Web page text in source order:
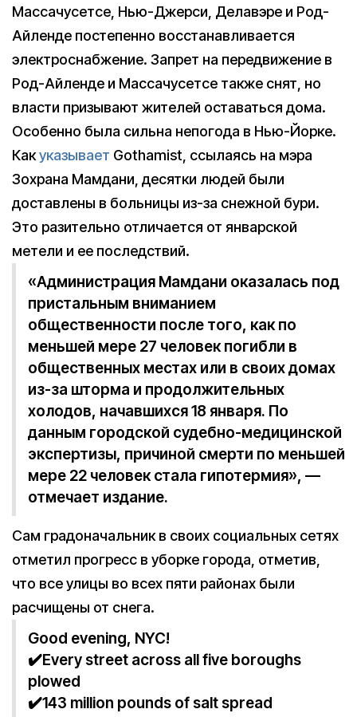
Массачусетсе, Нью-Джерси, Делавэре и Род-
Айленде постепенно восстанавливается
электроснабжение. Запрет на передвижение в
Род-Айленде и Массачусетсе также снят, но
власти призывают жителей оставаться дома.
Особенно была сильна непогода в Нью-Йорке.
Какуказывает Gothamist, ссылаясь на мэра
Зохрана Мамдани, десятки людей были
доставлены в больницы из-за снежной бури.
Это разительно отличается от январской
метели и ее последствий.
«Администрация Мамдани оказалась под
пристальным вниманием
общественности после того, как по
меньшей мере 27 человек погибли в
общественных местах или в своих домах
из-за шторма и продолжительных
холодов, начавшихся 18 января. По
данным городской судебно-медицинской
экспертизы, причиной смерти по меньшей
мере 22 человек стала гипотермия», —
отмечает издание.
Сам градоначальник в своих социальных сетях
отметил прогресс в уборке города, отметив,
что все улицы во всех пяти районах были
расчищены от снега.
Good evening, NYC!
✔️Every street across all five boroughs
plowed
✔️143 million pounds of salt spread